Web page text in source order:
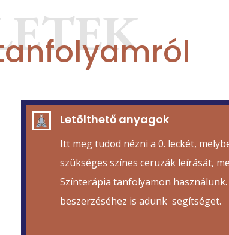
Letölthető anyagok
Itt meg tudod nézni a 0. leckét,
szükséges színes ceruzák leírását,
Színterápia tanfolyamon használunk.
beszerzéséhez is adunk segítséget.